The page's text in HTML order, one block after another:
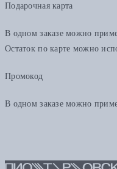
Подарочная карта
В одном заказе можно
Остаток по карте можно
Промокод
В одном заказе можно